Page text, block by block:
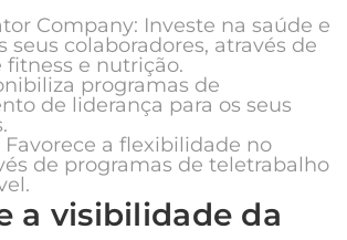
Company: Investe na saúde e
seus colaboradores, através de
fitness e nutrição.
programas de
de liderança para os seus
Favorece a flexibilidade no
de programas de teletrabalho
a visibilidade da